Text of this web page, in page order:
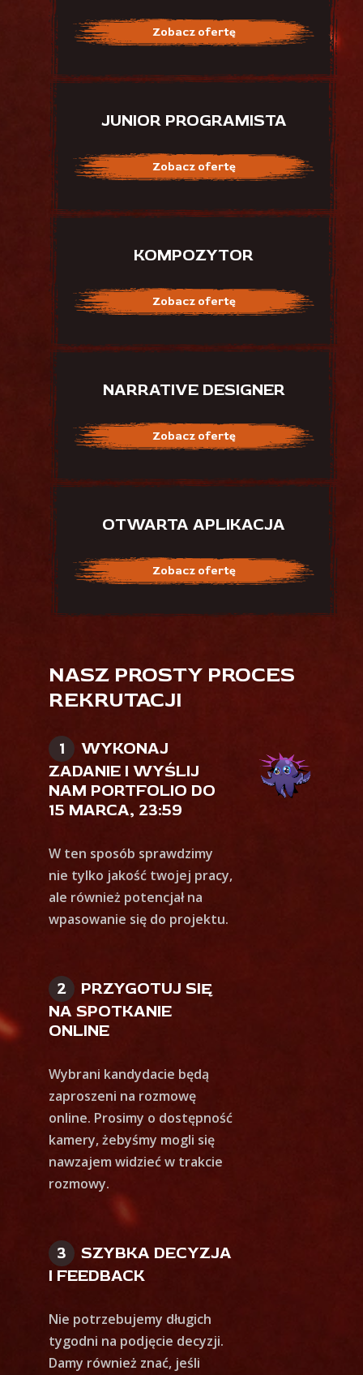
Zobacz ofertę
JUNIOR PROGRAMISTA
Zobacz ofertę
KOMPOZYTOR
Zobacz ofertę
NARRATIVE DESIGNER
Zobacz ofertę
OTWARTA APLIKACJA
Zobacz ofertę
NASZ PROSTY PROCES
REKRUTACJI
WYKONAJ
ZADANIE I WYŚLIJ
NAM PORTFOLIO DO
15 MARCA, 23:59
W ten sposób sprawdzimy
nie tylko jakość twojej pracy,
ale również potencjał na
wpasowanie się do projektu.
PRZYGOTUJ SIĘ
NA SPOTKANIE
ONLINE
Wybrani kandydacie będą
zaproszeni na rozmowę
online. Prosimy o dostępność
kamery, żebyśmy mogli się
nawzajem widzieć w trakcie
rozmowy.
SZYBKA DECYZJA
I FEEDBACK
Nie potrzebujemy długich
tygodni na podjęcie decyzji.
Damy również znać, jeśli